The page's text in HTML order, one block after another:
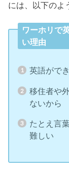
には、以下のよ
ワーホリで
い理由
英語がで
移住者や
ないから
たとえ言
難しい